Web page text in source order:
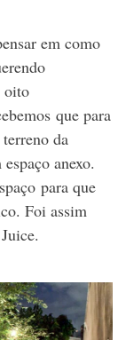
em como
oito
que para
da
anexo.
para que
Foi assim